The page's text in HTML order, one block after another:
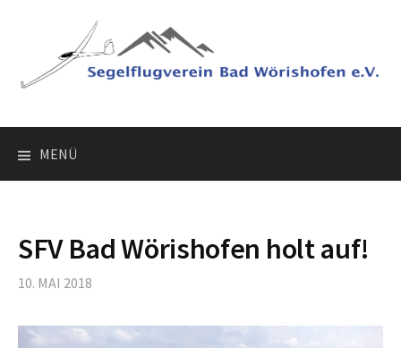
MENÜ
SFV Bad Wörishofen holt auf!
10. MAI 2018